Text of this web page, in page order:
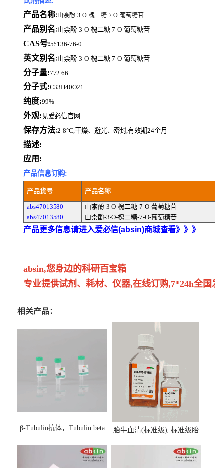
产品名称:山柰酚-3-O-槐二糖-7-O-葡萄糖苷
产品别名:山柰酚-3-O-槐二糖-7-O-葡萄糖苷
CAS号:55136-76-0
英文别名:山柰酚-3-O-槐二糖-7-O-葡萄糖苷
分子量:772.66
分子式:C33H40O21
纯度:99%
外观: 见爱必信官网
保存方法:2-8°C,干燥、避光、密封,有效期24个月
描述:
应用:
产品信息订购:
产品货号 产品名称
abs47013580
山柰酚-3-O-槐二糖-7-O-葡萄糖苷
abs47013580
山柰酚-3-O-槐二糖-7-O-葡萄糖苷
产品更多信息请进入爱必信(absin)商城查看》》》
absin,您身边的科研百宝箱
专业提供试剂、耗材、仪器,在线订购,7*24h全国
相关产品：
β-Tubulin抗体，Tubulin beta
胎牛血清(标准级); 标准级胎